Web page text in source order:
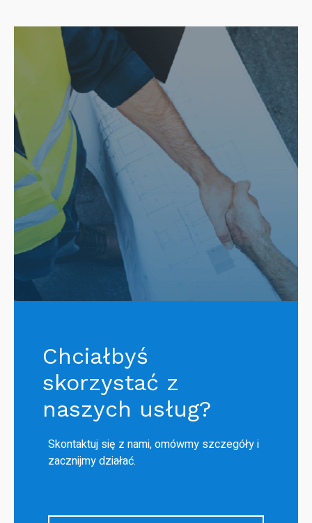
Chciałbyś
skorzystać z
naszych usług?
Skontaktuj się z nami, omówmy szczegóły i
zacznijmy działać.